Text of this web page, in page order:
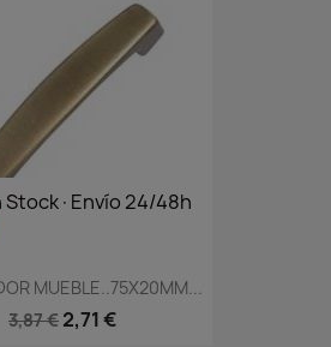
Stock·Envío 24/48h
MUEBLE..75X20MM...
3,87 € 2,71 €